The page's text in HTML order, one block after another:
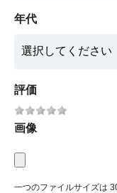
年代
評価
画像
一つのファイルサイズは